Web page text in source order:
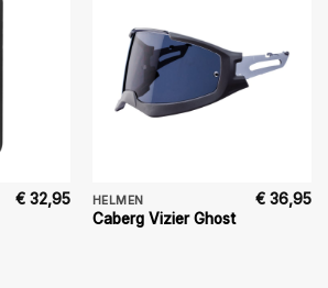
€ 32,95 HELMEN
Caberg Vizier Ghost
€ 36,95